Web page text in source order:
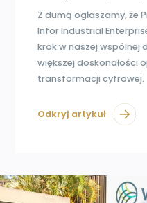
Z dumą ogłaszamy, że
Infor Industrial
krok w naszej wspólnej
większej doskonałości
transformacji cyfrowej.
Odkryj artykuł